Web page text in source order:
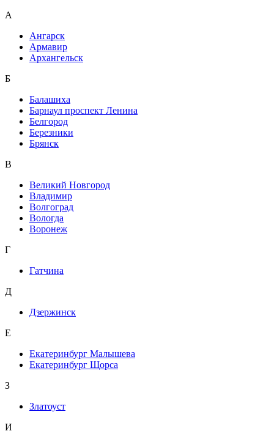
А
Ангарск
Армавир
Архангельск
Б
Балашиха
Барнаул проспект Ленина
Белгород
Березники
Брянск
В
Великий Новгород
Владимир
Волгоград
Вологда
Воронеж
Г
Гатчина
Д
Дзержинск
Е
Екатеринбург Малышева
Екатеринбург Щорса
З
Златоуст
И